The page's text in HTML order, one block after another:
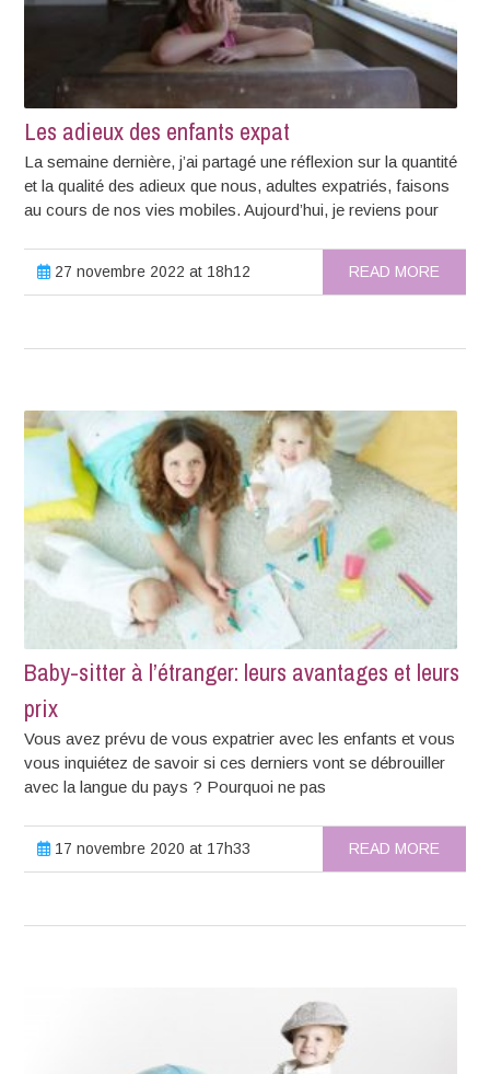
Les adieux des enfants expat
La semaine dernière, j’ai partagé une réflexion sur la quantité
et la qualité des adieux que nous, adultes expatriés, faisons
au cours de nos vies mobiles. Aujourd’hui, je reviens pour
27 novembre 2022 at 18h12 READ MORE
Baby-sitter à l’étranger: leurs avantages et leurs
prix
Vous avez prévu de vous expatrier avec les enfants et vous
vous inquiétez de savoir si ces derniers vont se débrouiller
avec la langue du pays ? Pourquoi ne pas
17 novembre 2020 at 17h33 READ MORE